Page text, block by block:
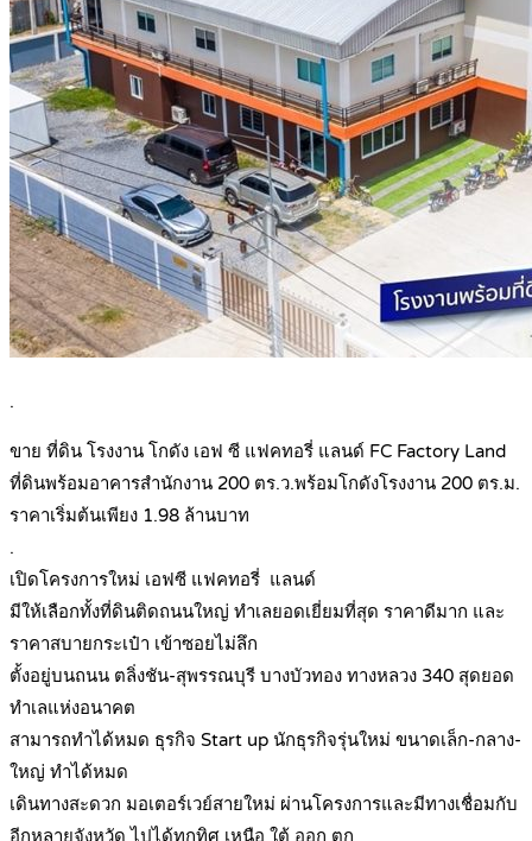
.
ขาย ที่ดิน โรงงาน โกดัง เอฟ ซี แฟคทอรี่ แลนด์ FC Factory Land
ที่ดินพร้อมอาคารสำนักงาน 200 ตร.ว.พร้อมโกดังโรงงาน 200 ตร.ม.
ราคาเริ่มต้นเพียง 1.98 ล้านบาท
.
เปิดโครงการใหม่ เอฟซี แฟคทอรี่ แลนด์
มีให้เลือกทั้งที่ดินติดถนนใหญ่ ทำเลยอดเยี่ยมที่สุด ราคาดีมาก และ
ราคาสบายกระเป๋า เข้าซอยไม่ลึก
ตั้งอยู่บนถนน ตลิ่งชัน-สุพรรณบุรี บางบัวทอง ทางหลวง 340 สุดยอด
ทำเลแห่งอนาคต
สามารถทำได้หมด ธุรกิจ Start up นักธุรกิจรุ่นใหม่ ขนาดเล็ก-กลาง-
ใหญ่ ทำได้หมด
เดินทางสะดวก มอเตอร์เวย์สายใหม่ ผ่านโครงการและมีทางเชื่อมกับ
อีกหลายจังหวัด ไปได้ทุกทิศ เหนือ ใต้ ออก ตก